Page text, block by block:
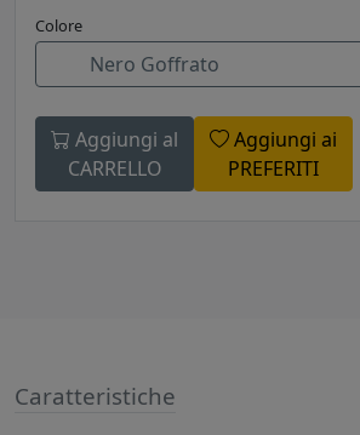
Colore
Nero Goffrato
Aggiungi al
CARRELLO
Aggiungi ai
PREFERITI
Caratteristiche